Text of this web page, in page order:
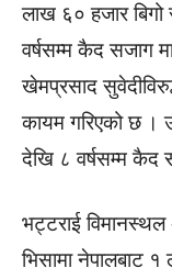
लाख ६० हजार बिगो
वर्षसम्म कैद सजाग
खेमप्रसाद
कायम गरिएको छ ।
देखि ८ वर्षसम्म कैद
भट्टराई
भिसामा नेपालबाट